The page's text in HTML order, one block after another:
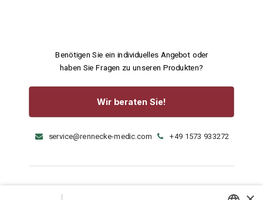
Benötigen Sie ein individuelles Angebot oder
haben Sie Fragen zu unseren Produkten?
Wir beraten Sie!
service@rennecke-medic.com +49 1573 933272